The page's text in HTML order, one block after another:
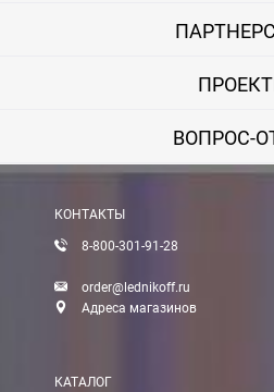
ВОПРОС-
КОНТАКТЫ
8-800-301-91-28
order@lednikoff.ru
Адреса магазинов
КАТАЛОГ